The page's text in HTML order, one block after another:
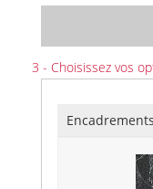
3 - Choisissez vos